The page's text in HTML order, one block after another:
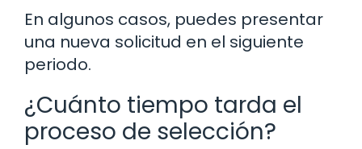
En algunos casos, puedes presentar
una nueva solicitud en el siguiente
periodo.
¿Cuánto tiempo tarda el
proceso de selección?